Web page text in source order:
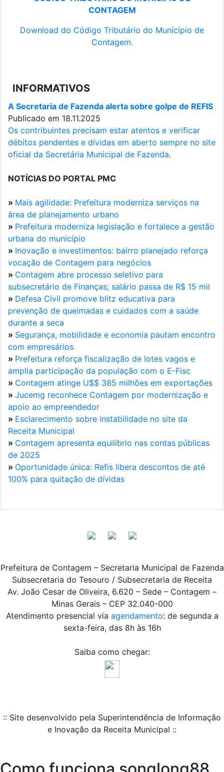
CONTAGEM
Download do Código Tributário do Município de
Contagem.
INFORMATIVOS
A Secretaria de Fazenda alerta sobre golpe de REFIS
Publicado em 18.11.2025
Os contribuintes precisam estar atentos e verificar
débitos pendentes e dívidas em aberto sempre no site
oficial da Secretária Municipal de Fazenda.
NOTÍCIAS DO PORTAL PMC
» Mais agilidade: Prefeitura moderniza serviços na
área de planejamento urbano
» Prefeitura moderniza legislação e fortalece a gestão
urbana do município
» Inovação e investimentos: bairro planejado reforça
vocação de Contagem para negócios
» Contagem abre processo seletivo para
subsecretário de Finanças; salário passa de R$ 15 mil
» Defesa Civil promove blitz educativa para
prevenção de queimadas e cuidados com a saúde
durante a seca
» Segurança, mobilidade e economia pautam encontro
com empresários
» Prefeitura reforça fiscalização de lotes vagos e
amplia participação da população com o E-Fisc
» Contagem atinge U$$ 385 milhões em exportações
» Jucemg reconhece Contagem por modernização e
apoio ao empreendedor
» Esclarecimento sobre instabilidade no site da
Receita Municipal
» Contagem apresenta equilíbrio nas contas públicas
de 2025
» Oportunidade única: Refis libera descontos de até
100% para quitação de dívidas
Prefeitura de Contagem – Secretaria Municipal de Fazenda
Subsecretaria do Tesouro / Subsecretaria de Receita
Av. João Cesar de Oliveira, 6.620 – Sede – Contagem –
Minas Gerais – CEP 32.040-000
Atendimento presencial via agendamento: de segunda a
sexta-feira, das 8h às 16h
Saiba como chegar:
:: Site desenvolvido pela Superintendência de Informação
e Inovação da Receita Municipal ::